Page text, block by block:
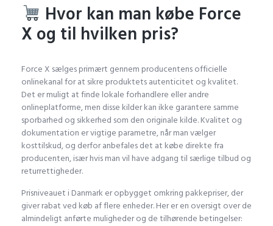
Hvor kan man købe Force
X og til hvilken pris?
Force X sælges primært gennem producentens officielle
onlinekanal for at sikre produktets autenticitet og kvalitet.
Det er muligt at finde lokale forhandlere eller andre
onlineplatforme, men disse kilder kan ikke garantere samme
sporbarhed og sikkerhed som den originale kilde. Kvalitet og
dokumentation er vigtige parametre, når man vælger
kosttilskud, og derfor anbefales det at købe direkte fra
producenten, især hvis man vil have adgang til særlige tilbud og
returrettigheder.
Prisniveauet i Danmark er opbygget omkring pakkepriser, der
giver rabat ved køb af flere enheder. Her er en oversigt over de
almindeligt anførte muligheder og de tilhørende betingelser: